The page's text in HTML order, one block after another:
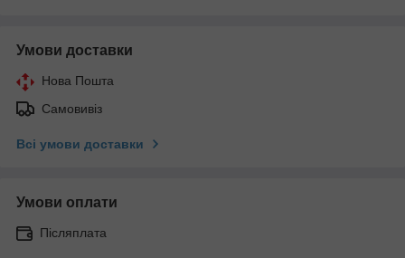
Умови доставки
Нова Пошта
Самовивіз
Всі умови доставки
Умови оплати
Післяплата